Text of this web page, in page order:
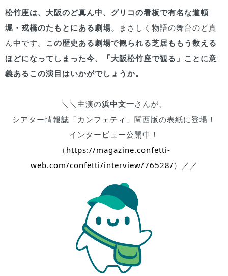
松竹座は、大阪のど真ん中、グリコの看板で有名な道頓
堀・戎橋のたもとにある劇場。
まさしく物語の舞台のど真
ん中です。 この歴史ある劇場で観られる芝居ももう数える
ほどになってしまった今、「大阪松竹座で観る」ことに意
義あるこの演目はいかがでしょうか。
＼＼主演の浜中文一さんが、
シアター情報誌「カンフェティ」関西版の表紙に登場！
インタービュー公開中！
（ https://magazine.confetti-
web.com/confetti/interview/76528/） ／／